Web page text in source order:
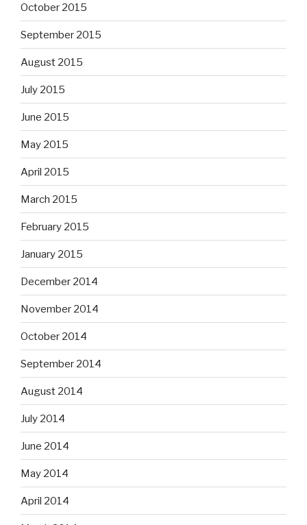
October 2015
September 2015
August 2015
July 2015
June 2015
May 2015
April 2015
March 2015
February 2015
January 2015
December 2014
November 2014
October 2014
September 2014
August 2014
July 2014
June 2014
May 2014
April 2014